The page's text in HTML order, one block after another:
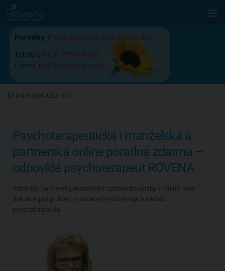
Skip to content
Poradny Praha Nymburk online poradna
Telefon: +420 777 588 352
E-mail: radana@rovena.info
Psychoterapeutická i manželská a
partnerská online poradna zdarma –
odpovídá psychoterapeut ROVENA
Trápí Vás partnerský, manželský vztah nebo vztahy v rodině nebo
dokonce jiný problém a situace? Využijte mých služeb –
psychoterapeuta.